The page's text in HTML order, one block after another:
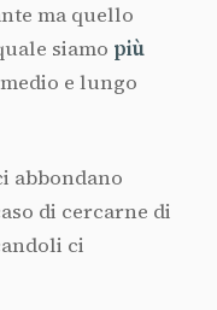
ma quello
siamo più
e lungo
abbondano
di cercarne di
ci